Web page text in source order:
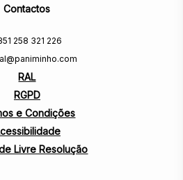
Contactos
258 321 226
RAL
RGPD
e Condições
Livre Resolução